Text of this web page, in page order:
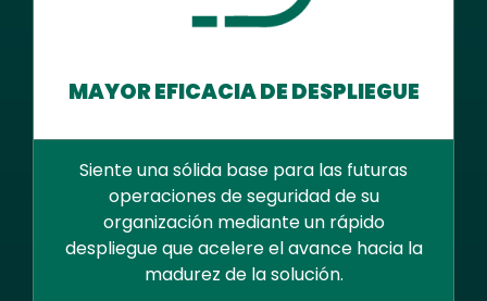
MAYOR EFICACIA DE DESPLIEGUE
Siente una sólida base para las futuras
operaciones de seguridad de su
organización mediante un rápido
despliegue que acelere el avance hacia la
madurez de la solución.